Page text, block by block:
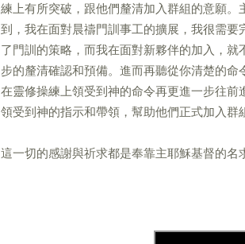
練上有所突破，跟他們釐清加入群組的意願
到，我在面對晨禱門訓事工的擴展，我很需
了門訓的策略，而我在面對新夥伴的加入，
步的釐清確認和預備。進而再聽從你清楚的
在靈修操練上領受到神的命令再更進一步往
領受到神的指示和帶領，幫助他們正式加入群
這一切的感謝與祈求都是奉靠主耶穌基督的名